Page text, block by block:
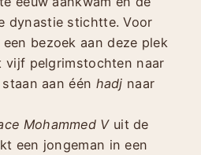
dynastie stichtte. Voor
bezoek aan deze plek
vijf pelgrimstochten naar
aan één hadj naar
Mohammed Vuit de
een jongeman in een